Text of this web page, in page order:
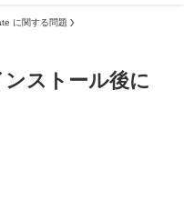
に関する問題
ストール後に